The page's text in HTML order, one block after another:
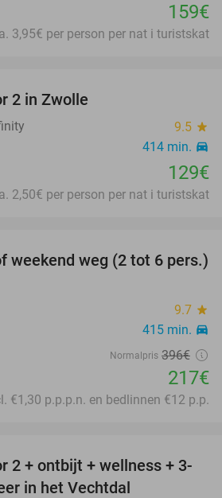
159€
3,95€ per person per nat i turistskat
2 in Zwolle
9.5 star
414 min. directions_car
129€
2,50€ per person per nat i turistskat
45%
weekend weg (2 tot 6 pers.)
9.7 star
415 min. directions_car
Normalpris 396€
217€
€1,30 p.p.p.n. en bedlinnen €12 p.p.
48%
2 + ontbijt + wellness + 3-
in het Vechtdal